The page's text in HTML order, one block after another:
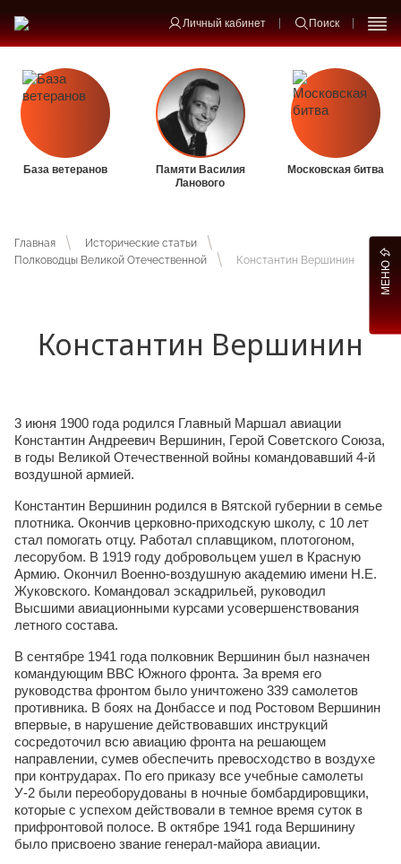
Личный кабинет Поиск
База ветеранов
Памяти Василия
Ланового
Московская битва
Главная
Исторические статьи
Полководцы Великой Отечественной
Константин Вершинин
Константин Вершинин
3 июня 1900 года родился Главный Маршал авиации
Константин Андреевич Вершинин, Герой Советского Союза,
в годы Великой Отечественной войны командовавший 4-й
воздушной армией.
Константин Вершинин родился в Вятской губернии в семье
плотника. Окончив церковно-приходскую школу, с 10 лет
стал помогать отцу. Работал сплавщиком, плотогоном,
лесорубом. В 1919 году добровольцем ушел в Красную
Армию. Окончил Военно-воздушную академию имени Н.Е.
Жуковского. Командовал эскадрильей, руководил
Высшими авиационными курсами усовершенствования
летного состава.
В сентябре 1941 года полковник Вершинин был назначен
командующим ВВС Южного фронта. За время его
руководства фронтом было уничтожено 339 самолетов
противника. В боях на Донбассе и под Ростовом Вершинин
впервые, в нарушение действовавших инструкций
сосредоточил всю авиацию фронта на решающем
направлении, сумев обеспечить превосходство в воздухе
при контрударах. По его приказу все учебные самолеты
У-2 были переоборудованы в ночные бомбардировщики,
которые с успехом действовали в темное время суток в
прифронтовой полосе. В октябре 1941 года Вершинину
было присвоено звание генерал-майора авиации.
МЕНЮ